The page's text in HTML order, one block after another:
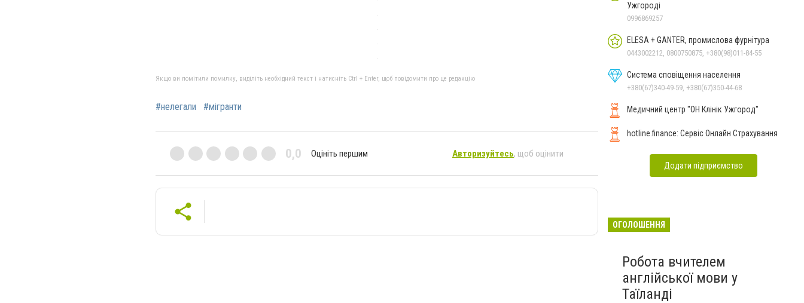
Якщо ви помітили помилку, виділіть необхідний текст і натисніть Ctrl + Enter, щоб повідомити про це редакцію
#нелегали #мігранти
0,0 Оцініть першим Авторизуйтесь, щоб оцінити
Ужгороді
0996869257
ELESA + GANTER, промислова фурнітура
0443002212, 0800750875, +380(98)011-84-55
Система сповіщення населення
+380(67)340-49-59, +380(67)350-44-68
Медичний центр "ОН Клінік Ужгород"
hotline.finance: Сервіс Онлайн Страхування
Додати підприємство
ОГОЛОШЕННЯ
Робота вчителем
англійської мови у
Таїланді